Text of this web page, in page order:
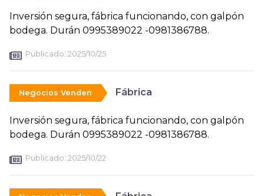
Inversión segura, fábrica funcionando, con galpón
bodega. Durán 0995389022 -0981386788.
Publicado: 2025/10/25
Negocios Venden Fábrica
Inversión segura, fábrica funcionando, con galpón
bodega. Durán 0995389022 -0981386788.
Publicado: 2025/10/22